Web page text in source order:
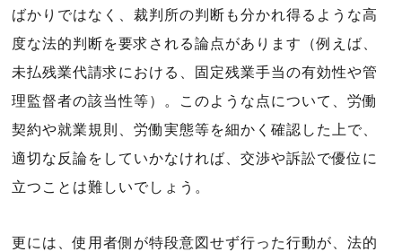
ばかりではなく、裁判所の判断も分かれ得るような高
度な法的判断を要求される論点があります（例えば、
未払残業代請求における、固定残業手当の有効性や管
理監督者の該当性等）。このような点について、労働
契約や就業規則、労働実態等を細かく確認した上で、
適切な反論をしていかなければ、交渉や訴訟で優位に
立つことは難しいでしょう。
更には、使用者側が特段意図せず行った行動が、法的